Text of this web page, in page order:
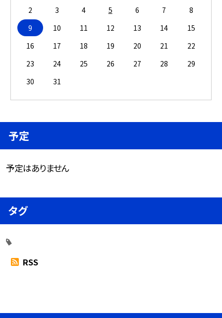
2
3 4 5 6 7
8
9
10 11 12 13 14
15
16
17 18 19 20 21
22
23
24 25 26 27 28
29
30
31
予定
予定はありません
タグ
RSS